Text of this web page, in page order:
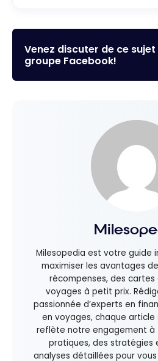
Venez discuter de ce
groupe Facebook!
Milesopedia est votre guide
maximiser les avantages
récompenses, des
voyages à petit prix.
passionnée d’experts en
en voyages, chaque article
reflète notre engagement à
pratiques, des stratégies
analyses détaillées pour